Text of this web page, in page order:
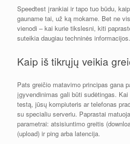
Speedtest įrankiai ir tapo tuo būdu,
gauname tai, už ką mokame. Bet ne
vienodi – kai kurie tikslesni, kiti
suteikia daugiau techninės informacijos.
Kaip iš tikrųjų veikia
Pats greičio matavimo principas gana
įgyvendinimas gali būti sudėtingas.
testą, jūsų kompiuteris ar telefonas
su specialiu serveriu. Paprastai
parametrai: atsisiuntimo greitis
(upload) ir ping arba latencija.